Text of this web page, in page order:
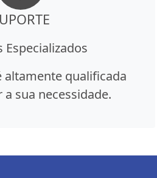
Especializados
altamente qualificada
sua necessidade.